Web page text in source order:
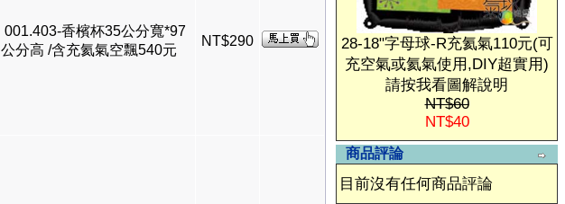
001.403-香檳杯35公分寬*97
公分高 /含充氦氣空飄540元
NT$290
28-18"字母球-R充氦氣110元(可
充空氣或氦氣使用,DIY超實用)
請按我看圖解說明
NT$60
NT$40
商品評論
目前沒有任何商品評論